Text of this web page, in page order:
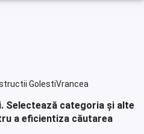
GolestiVrancea
Selectează categoria și alte
a eficientiza căutarea